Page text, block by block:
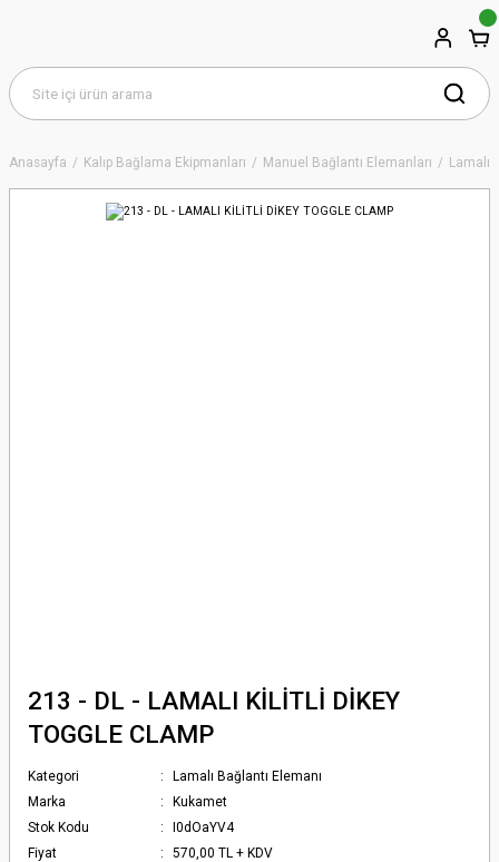
Anasayfa Kalıp Bağlama Ekipmanları Manuel Bağlantı Elemanları Lamalı
213 - DL - LAMALI KİLİTLİ DİKEY
TOGGLE CLAMP
Kategori
Lamalı Bağlantı Elemanı
Marka
Kukamet
Stok Kodu
I0dOaYV4
Fiyat
570,00 TL + KDV